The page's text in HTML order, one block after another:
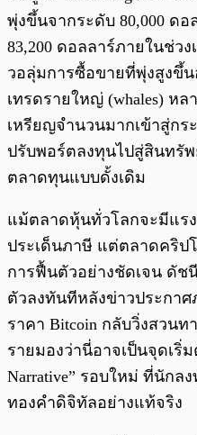
พุ่งขึ้นจากระดับ 80,000 ด
83,200 ดอลลาร์ภายในช่ว
วอลุ่มการซื้อขายที่พุ่งสูงขึ้
เทรดรายใหญ่ (whales) ห
เหรียญจำนวนมากเข้าสู่กร
ปรับพอร์ตลงทุนไปสู่สินทรั
ตลาดทุนแบบดั้งเดิม
แม้ตลาดหุ้นทั่วโลกจะมีแร
ประเด็นภาษี แต่ตลาดคริป
การฟื้นตัวอย่างชัดเจน ดัชนี
ตัวลงทันทีหลังข่าวประกา
ราคา Bitcoin กลับวิ่งสวนท
รายมองว่านี่อาจเป็นจุดเริ่ม
Narrative” รอบใหม่ ที่นักล
ทองคำดิจิทัลอย่างแท้จริง